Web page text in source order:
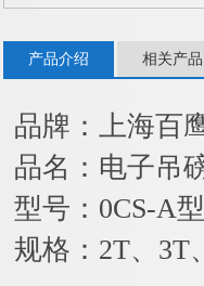
产品介绍 相关产品
品牌：上海百
品名：电子吊
型号：0CS-A
规格：2T、3T